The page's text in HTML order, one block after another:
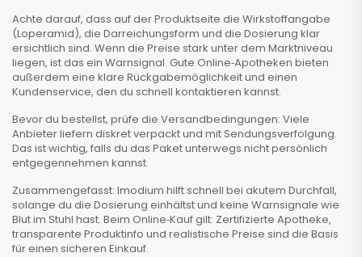
Achte darauf, dass auf der Produktseite die Wirkstoffangabe
(Loperamid), die Darreichungsform und die Dosierung klar
ersichtlich sind. Wenn die Preise stark unter dem Marktniveau
liegen, ist das ein Warnsignal. Gute Online‑Apotheken bieten
außerdem eine klare Rückgabemöglichkeit und einen
Kundenservice, den du schnell kontaktieren kannst.
Bevor du bestellst, prüfe die Versandbedingungen: Viele
Anbieter liefern diskret verpackt und mit Sendungsverfolgung.
Das ist wichtig, falls du das Paket unterwegs nicht persönlich
entgegennehmen kannst.
Zusammengefasst: Imodium hilft schnell bei akutem Durchfall,
solange du die Dosierung einhältst und keine Warnsignale wie
Blut im Stuhl hast. Beim Online‑Kauf gilt: Zertifizierte Apotheke,
transparente Produktinfo und realistische Preise sind die Basis
für einen sicheren Einkauf.